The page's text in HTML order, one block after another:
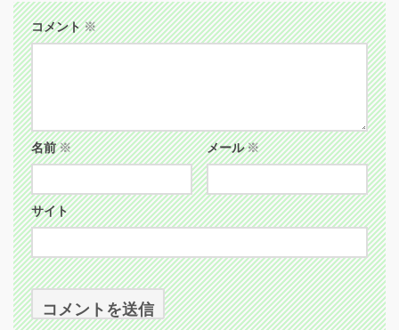
コメント※
名前※ メール※
サイト